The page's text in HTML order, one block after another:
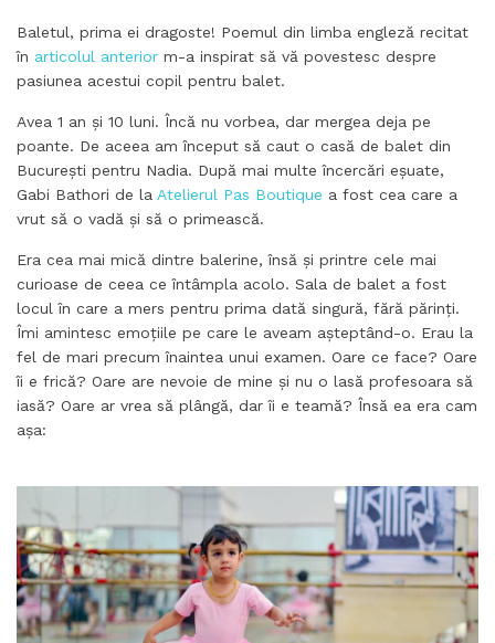
Baletul, prima ei dragoste! Poemul din limba engleză recitat
în articolul anterior m-a inspirat să vă povestesc despre
pasiunea acestui copil pentru balet.
Avea 1 an și 10 luni. Încă nu vorbea, dar mergea deja pe
poante. De aceea am început să caut o casă de balet din
București pentru Nadia. După mai multe încercări eșuate,
Gabi Bathori de la Atelierul Pas Boutique a fost cea care a
vrut să o vadă și să o primească.
Era cea mai mică dintre balerine, însă și printre cele mai
curioase de ceea ce întâmpla acolo. Sala de balet a fost
locul în care a mers pentru prima dată singură, fără părinți.
Îmi amintesc emoțiile pe care le aveam așteptând-o. Erau la
fel de mari precum înaintea unui examen. Oare ce face? Oare
îi e frică? Oare are nevoie de mine și nu o lasă profesoara să
iasă? Oare ar vrea să plângă, dar îi e teamă? Însă ea era cam
așa: